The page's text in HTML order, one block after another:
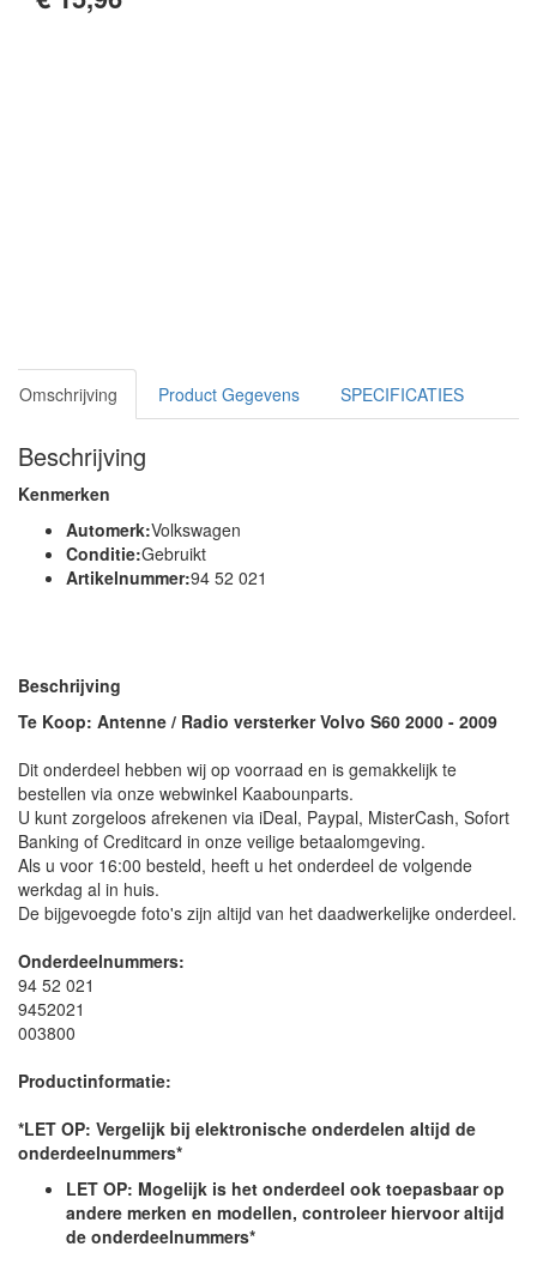
Omschrijving Product Gegevens SPECIFICATIES
Beschrijving
Kenmerken
Automerk:Volkswagen
Conditie:Gebruikt
Artikelnummer:94 52 021
Beschrijving
Te Koop: Antenne / Radio versterker Volvo S60 2000 - 2009
Dit onderdeel hebben wij op voorraad en is gemakkelijk te
bestellen via onze webwinkel Kaabounparts.
U kunt zorgeloos afrekenen via iDeal, Paypal, MisterCash, Sofort
Banking of Creditcard in onze veilige betaalomgeving.
Als u voor 16:00 besteld, heeft u het onderdeel de volgende
werkdag al in huis.
De bijgevoegde foto's zijn altijd van het daadwerkelijke onderdeel.
Onderdeelnummers:
94 52 021
9452021
003800
Productinformatie:
*LET OP: Vergelijk bij elektronische onderdelen altijd de
onderdeelnummers*
LET OP: Mogelijk is het onderdeel ook toepasbaar op
andere merken en modellen, controleer hiervoor altijd
de onderdeelnummers*